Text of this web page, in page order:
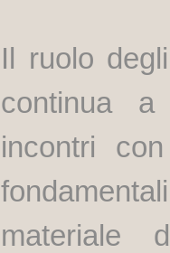
Il ruolo
continua
incontri
materiale